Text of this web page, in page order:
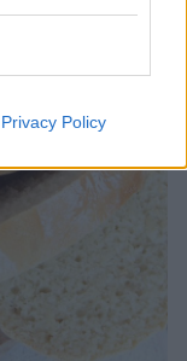
Privacy Policy